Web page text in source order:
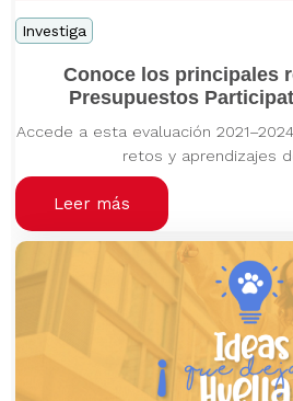
Investiga
Conoce los principales
Presupuestos
Accede a esta evaluación
retos y aprendizajes
Leer más